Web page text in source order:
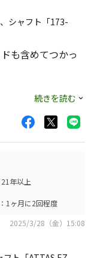
シャフト「173-
も含めてつかっ
簡単に高く飛び
す。
なくなりそうで
。
続きを読む
年以上
1ヶ月に2回程度
2025/3/28（金）15:08